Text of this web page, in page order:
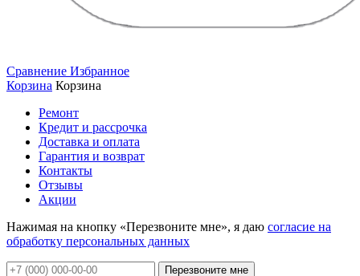
Сравнение Избранное
Корзина Корзина
Ремонт
Кредит и рассрочка
Доставка и оплата
Гарантия и возврат
Контакты
Отзывы
Акции
Нажимая на кнопку «Перезвоните мне», я даю согласие на
обработку персональных данных